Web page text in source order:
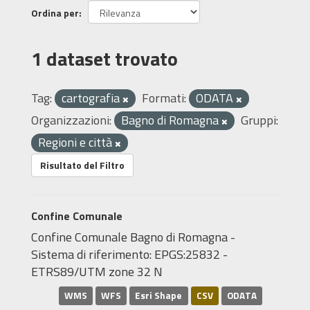
Ordina per
1 dataset trovato
Tag: cartografia Formati: ODATA
Organizzazioni: Bagno di Romagna
Gruppi:
Regioni e città
Risultato del Filtro
Confine Comunale
Confine Comunale Bagno di Romagna -
Sistema di riferimento: EPGS:25832 -
ETRS89/UTM zone 32 N
WMS WFS Esri Shape CSV ODATA